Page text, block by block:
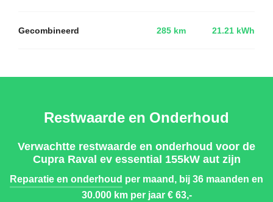
Gecombineerd 285 km 21.21 kWh
Restwaarde en Onderhoud
Verwachtte restwaarde en onderhoud voor de
Cupra Raval ev essential 155kW aut zijn
Reparatie en onderhoud per maand, bij 36 maanden en
30.000 km per jaar€ 63,-